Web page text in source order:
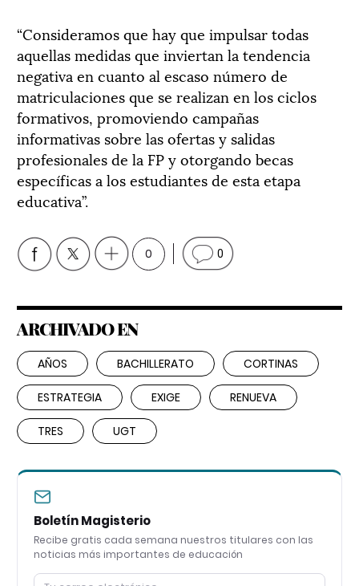
“Consideramos que hay que impulsar todas
aquellas medidas que inviertan la tendencia
negativa en cuanto al escaso número de
matriculaciones que se realizan en los ciclos
formativos, promoviendo campañas
informativas sobre las ofertas y salidas
profesionales de la FP y otorgando becas
específicas a los estudiantes de esta etapa
educativa”.
0 0
ARCHIVADO EN
AÑOS BACHILLERATO CORTINAS
ESTRATEGIA EXIGE RENUEVA
TRES UGT
Boletín Magisterio
Recibe gratis cada semana nuestros titulares con las
noticias más importantes de educación